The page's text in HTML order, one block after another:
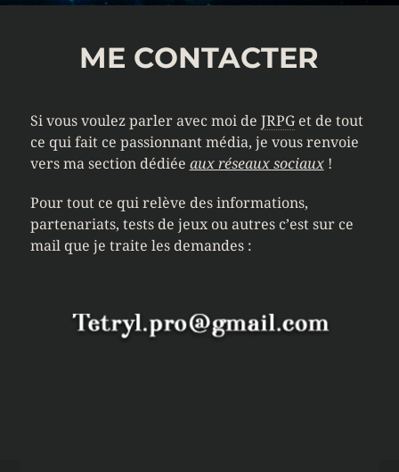
ME CONTACTER
Si vous voulez parler avec moi de JRPGet de tout
ce qui fait ce passionnant média, je vous renvoie
vers ma section dédiée aux réseaux sociaux!
Pour tout ce qui relève des informations,
partenariats, tests de jeux ou autres c’est sur ce
mail que je traite les demandes :